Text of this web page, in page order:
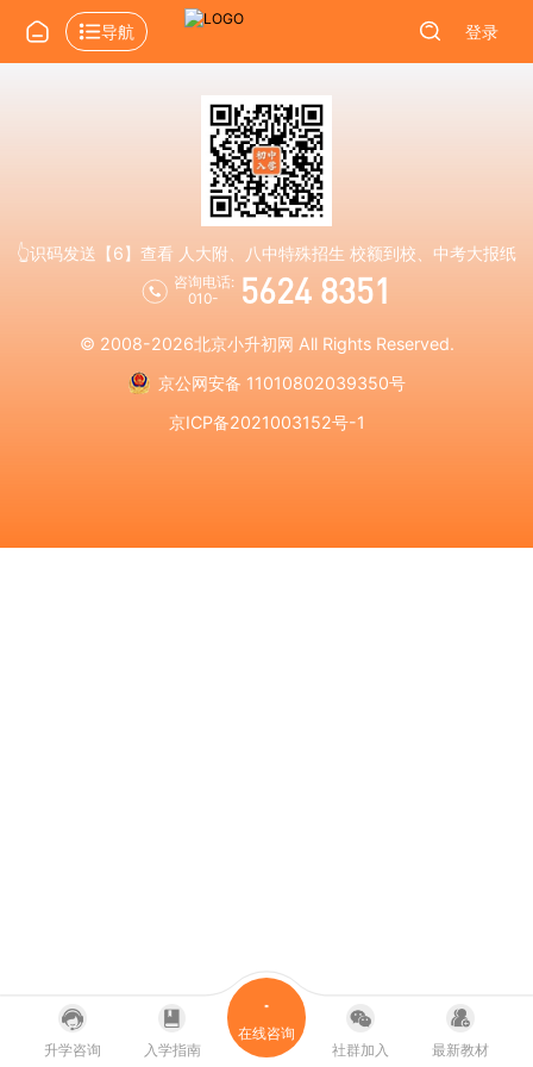
导航 登录
👆识码发送【6】查看 人大附、八中特殊招生 校额到校、中考大报纸
咨询电话:
010-
5624 8351
© 2008-2026北京小升初网 All Rights Reserved.
京公网安备 11010802039350号
京ICP备2021003152号-1
升学咨询 入学指南
在线咨询
社群加入
最新教材